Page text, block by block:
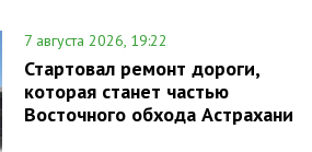
7 августа 2026, 19:22
Стартовал ремонт дороги,
которая станет частью
Восточного обхода Астрахани